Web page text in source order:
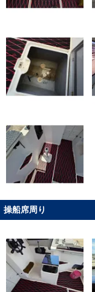
操船席周り